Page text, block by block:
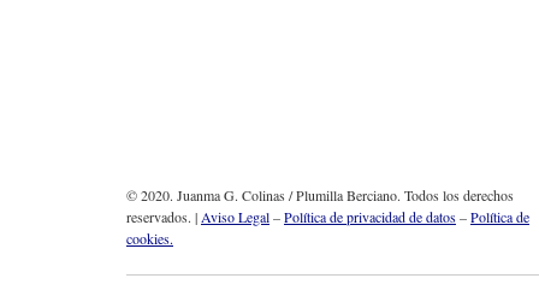
© 2020. Juanma G. Colinas / Plumilla Berciano. Todos los derechos
reservados. |Aviso Legal–Política de privacidad de datos–Política de
cookies.